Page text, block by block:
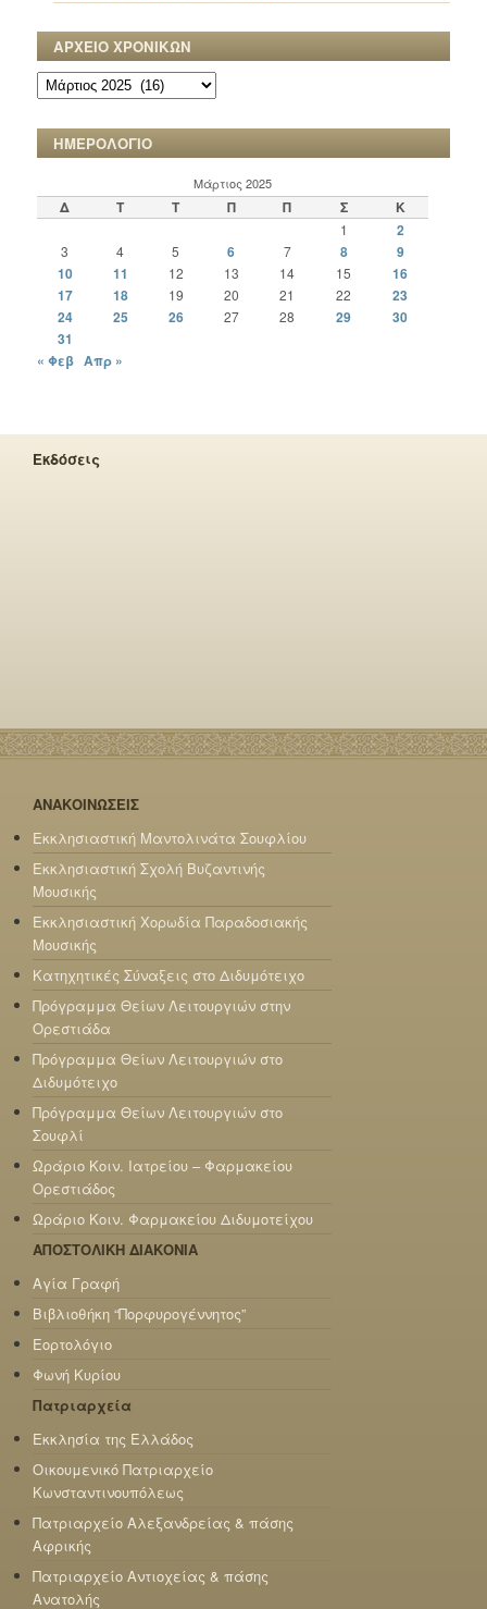
ΑΡΧΕΙΟ ΧΡΟΝΙΚΩΝ
ΑΡΧΕΙΟ
ΧΡΟΝΙΚΩΝ
ΗΜΕΡΟΛΟΓΙΟ
Μάρτιος 2025
Δ Τ Τ Π Π Σ Κ
1 2
3 4 5 6 7 8
9
10
11 12 13 14 15
16
17
18 19 20 21 22
23
24
25 26 27 28 29
30
31
« Φεβ Απρ »
Εκδόσεις
ΑΝΑΚΟΙΝΩΣΕΙΣ
Εκκλησιαστική Μαντολινάτα Σουφλίου
Εκκλησιαστική Σχολή Βυζαντινής
Μουσικής
Εκκλησιαστική Χορωδία Παραδοσιακής
Μουσικής
Κατηχητικές Σύναξεις στο Διδυμότειχο
Πρόγραμμα Θείων Λειτουργιών στην
Ορεστιάδα
Πρόγραμμα Θείων Λειτουργιών στο
Διδυμότειχο
Πρόγραμμα Θείων Λειτουργιών στο
Σουφλί
Ωράριο Κοιν. Ιατρείου – Φαρμακείου
Ορεστιάδος
Ωράριο Κοιν. Φαρμακείου Διδυμοτείχου
ΑΠΟΣΤΟΛΙΚΗ ΔΙΑΚΟΝΙΑ
Αγία Γραφή
Βιβλιοθήκη “Πορφυρογέννητος”
Εορτολόγιο
Φωνή Κυρίου
Πατριαρχεία
Εκκλησία της Ελλάδος
Οικουμενικό Πατριαρχείο
Κωνσταντινουπόλεως
Πατριαρχείο Αλεξανδρείας & πάσης
Αφρικής
Πατριαρχείο Αντιοχείας & πάσης
Ανατολής